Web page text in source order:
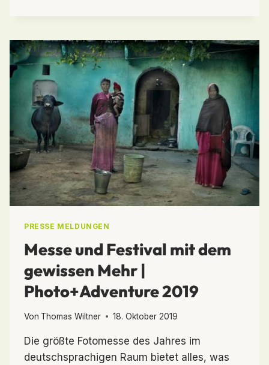
PRESSE MELDUNGEN
Messe und Festival mit dem
gewissen Mehr |
Photo+Adventure 2019
Von Thomas Wiltner 18. Oktober 2019
Die größte Fotomesse des Jahres im
deutschsprachigen Raum bietet alles, was